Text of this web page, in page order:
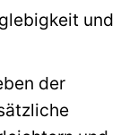
und
der